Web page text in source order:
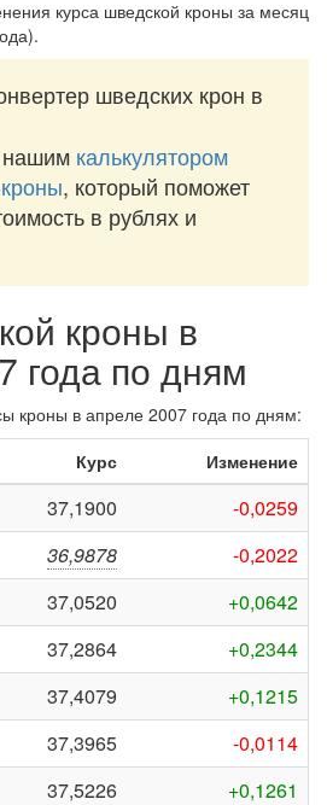
курса шведской кроны за месяц
.
шведских крон в
нашим калькулятором
, который поможет
в рублях и
кроны в
года по дням
кроны в апреле 2007 года по дням:
Курс Изменение
37,1900
-0,0259
36,9878
-0,2022
37,0520
+0,0642
37,2864
+0,2344
37,4079
+0,1215
37,3965
-0,0114
37,5226
+0,1261